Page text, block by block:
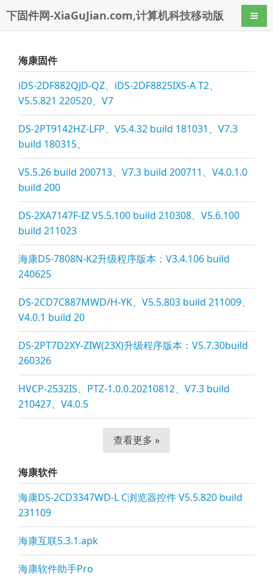
下固件网-XiaGuJian.com,计算机科技移动版 导航
海康固件
iDS-2DF882QJD-QZ、iDS-2DF8825IXS-A T2、
V5.5.821 220520、V7
DS-2PT9142HZ-LFP、V5.4.32 build 181031、V7.3
build 180315、
V5.5.26 build 200713、V7.3 build 200711、V4.0.1.0
build 200
DS-2XA7147F-IZ V5.5.100 build 210308、V5.6.100
build 211023
海康DS-7808N-K2升级程序版本：V3.4.106 build
240625
DS-2CD7C887MWD/H-YK、V5.5.803 build 211009、
V4.0.1 build 20
DS-2PT7D2XY-ZIW(23X)升级程序版本：V5.7.30build
260326
HVCP-2532IS、PTZ-1.0.0.20210812、V7.3 build
210427、V4.0.5
查看更多 »
海康软件
海康DS-2CD3347WD-L C浏览器控件 V5.5.820 build
231109
海康互联5.3.1.apk
海康软件助手Pro